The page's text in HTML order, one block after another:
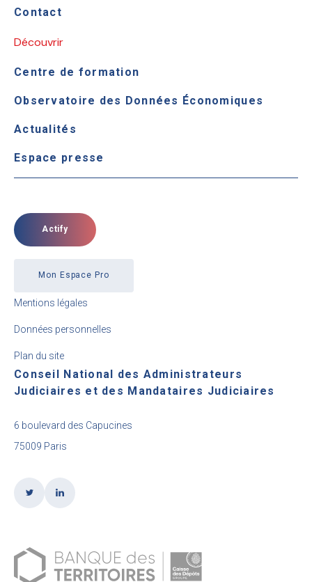
Contact
Découvrir
Centre de formation
Observatoire des Données Économiques
Actualités
Espace presse
Actify
Mon Espace Pro
Mentions légales
Données personnelles
Plan du site
Conseil National des Administrateurs
Judiciaires et des Mandataires Judiciaires
6 boulevard des Capucines
75009 Paris